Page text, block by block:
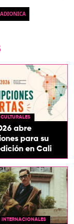
abre
para su
en Cali
INTERNACIONALES